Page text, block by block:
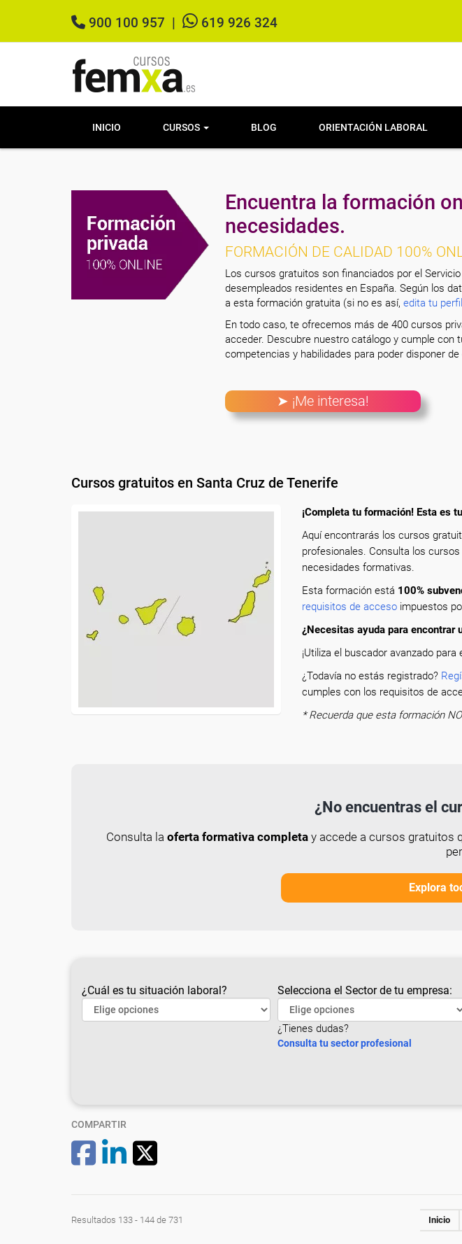
900 100 957 619 926 324
INICIO CURSOS BLOG ORIENTACIÓN LABORAL
Encuentra la formación
necesidades.
FORMACIÓN DE CALIDAD 100%
Los cursos gratuitos son financiados por el
desempleados residentes en España. Según los
a esta formación gratuita (si no es así, edita tu
En todo caso, te ofrecemos más de 400 cursos
acceder. Descubre nuestro catálogo y cumple con
competencias y habilidades para poder disponer
➤ ¡Me interesa!
Cursos gratuitos en Santa Cruz de Tenerife
¡Completa tu formación! Esta es
Aquí encontrarás los cursos
profesionales. Consulta los
necesidades formativas.
Esta formación está 100%
requisitos de acceso impuestos
¿Necesitas ayuda para encontrar
¡Utiliza el buscador avanzado
¿Todavía no estás registrado?
cumples con los requisitos de
* Recuerda que esta formación
¿No encuentras el
Consulta la oferta formativa completay accede a cursos gratuitos
Explora
¿Cuál es tu situación laboral? Selecciona el Sector de tu empresa:
¿Tienes dudas?
Consulta tu sector profesional
COMPARTIR
Resultados 133 - 144 de 731 Inicio